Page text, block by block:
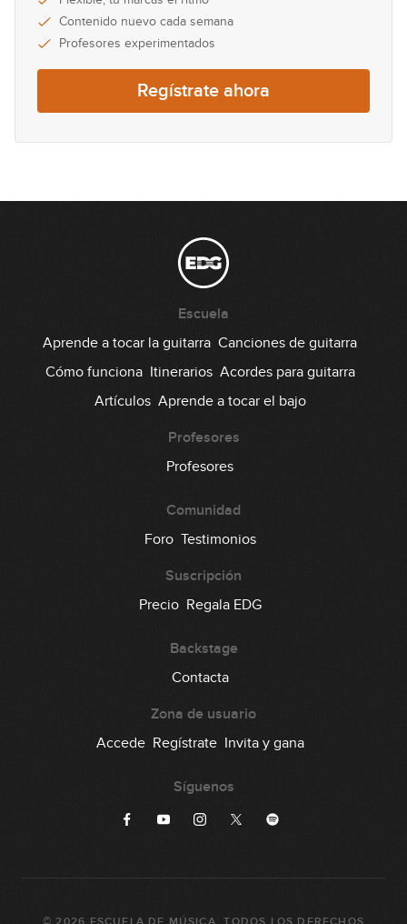
05:52
Contenido nuevo cada semana
Profesores experimentados
Regístrate ahora
Escuela
Aprende a tocar la guitarra Canciones de guitarra
Cómo funciona Itinerarios Acordes para guitarra
Artículos Aprende a tocar el bajo
Profesores
Profesores
Comunidad
Foro Testimonios
Suscripción
Precio Regala EDG
Backstage
Contacta
Zona de usuario
Accede Regístrate Invita y gana
Síguenos